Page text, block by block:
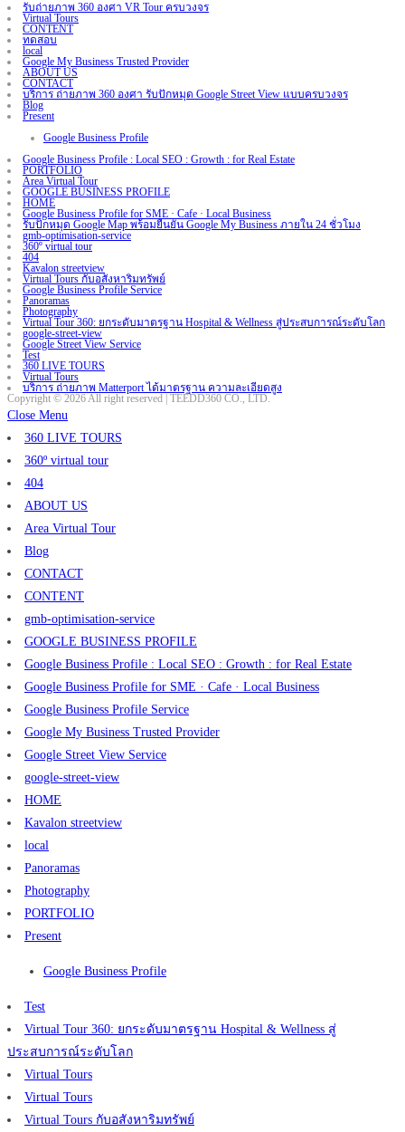
รับถ่ายภาพ 360 องศา VR Tour ครบวงจร
Virtual Tours
CONTENT
ทดสอบ
local
Google My Business Trusted Provider
ABOUT US
CONTACT
บริการ ถ่ายภาพ 360 องศา รับปักหมุด Google Street View แบบครบวงจร
Blog
Present
Google Business Profile
Google Business Profile : Local SEO : Growth : for Real Estate
PORTFOLIO
Area Virtual Tour
GOOGLE BUSINESS PROFILE
HOME
Google Business Profile for SME · Cafe · Local Business
รับปักหมุด Google Map พร้อมยืนยัน Google My Business ภายใน 24 ชั่วโมง
gmb-optimisation-service
360º virtual tour
404
Kavalon streetview
Virtual Tours กับอสังหาริมทรัพย์
Google Business Profile Service
Panoramas
Photography
Virtual Tour 360: ยกระดับมาตรฐาน Hospital & Wellness สู่ประสบการณ์ระดับโลก
google-street-view
Google Street View Service
Test
360 LIVE TOURS
Virtual Tours
บริการ ถ่ายภาพ Matterport ได้มาตรฐาน ความละเอียดสูง
Copyright © 2026 All right reserved | TEEDD360 CO., LTD.
Close Menu
360 LIVE TOURS
360º virtual tour
404
ABOUT US
Area Virtual Tour
Blog
CONTACT
CONTENT
gmb-optimisation-service
GOOGLE BUSINESS PROFILE
Google Business Profile : Local SEO : Growth : for Real Estate
Google Business Profile for SME · Cafe · Local Business
Google Business Profile Service
Google My Business Trusted Provider
Google Street View Service
google-street-view
HOME
Kavalon streetview
local
Panoramas
Photography
PORTFOLIO
Present
Google Business Profile
Test
Virtual Tour 360: ยกระดับมาตรฐาน Hospital & Wellness สู่
ประสบการณ์ระดับโลก
Virtual Tours
Virtual Tours
Virtual Tours กับอสังหาริมทรัพย์